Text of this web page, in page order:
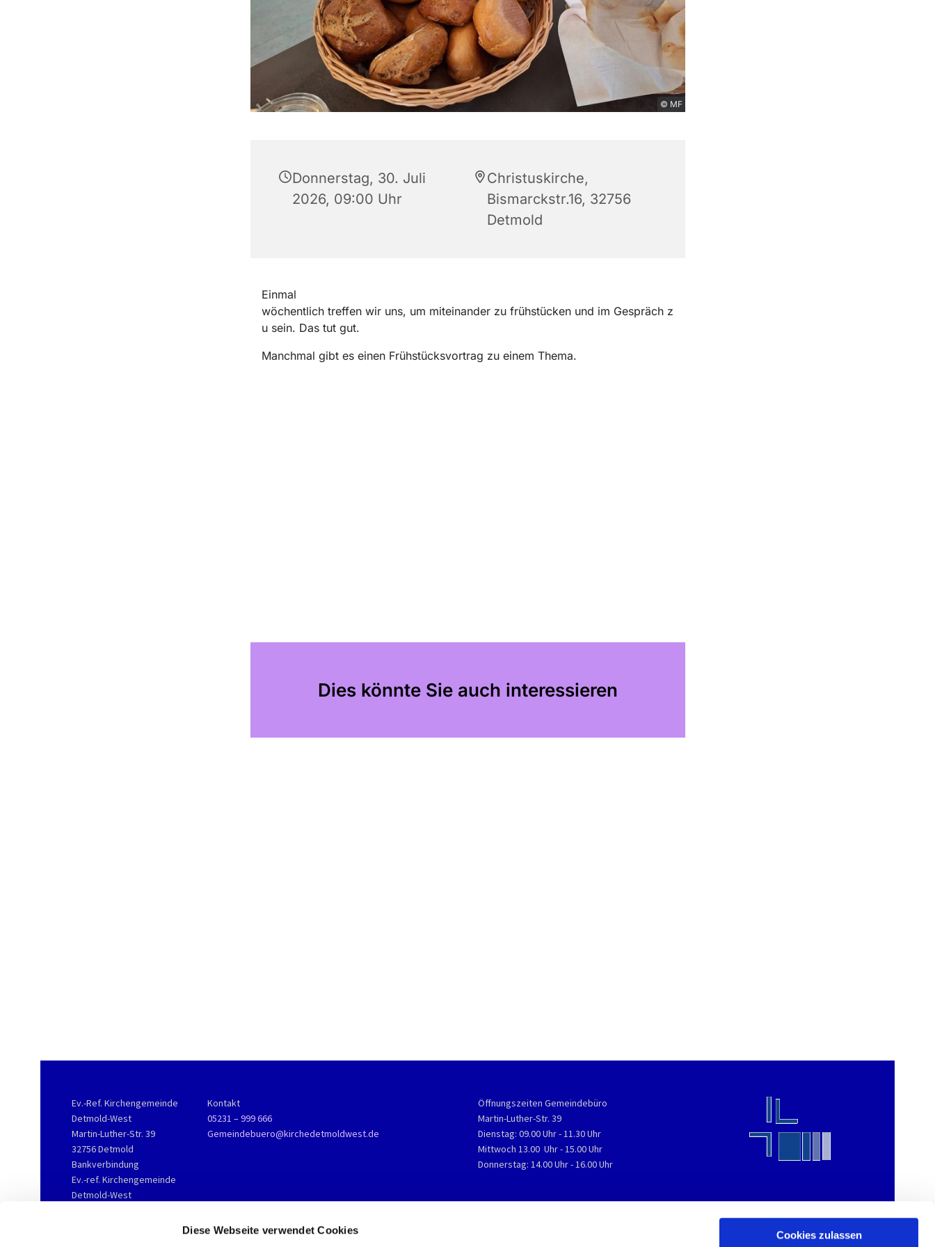
Diese Webseite verwendet Cookies
Cookies zulassen
© MF
Donnerstag, 30. Juli
2026, 09:00 Uhr
Christuskirche,
Bismarckstr.16, 32756
Detmold
Einmal
wöchentlich treffen wir uns, um miteinander zu frühstücken und im Gespräch z
u sein. Das tut gut.
Manchmal gibt es einen Frühstücksvortrag zu einem Thema.
Dies könnte Sie auch interessieren
Ev.-Ref. Kirchengemeinde
Detmold-West
Martin-Luther-Str. 39
32756 Detmold
Bankverbindung
Ev.-ref. Kirchengemeinde
Detmold-West
Kontakt
05231 – 999 666
Gemeindebuero@kirchedetmoldwest.de
Öffnungszeiten Gemeindebüro
Martin-Luther-Str. 39
Dienstag: 09.00 Uhr - 11.30 Uhr
Mittwoch 13.00 Uhr - 15.00 Uhr
Donnerstag: 14.00 Uhr - 16.00 Uhr